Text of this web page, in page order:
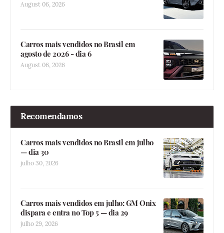
August 06, 2026
Carros mais vendidos no Brasil em
agosto de 2026 - dia 6
August 06, 2026
Recomendamos
Carros mais vendidos no Brasil em julho
— dia 30
julho 30, 2026
Carros mais vendidos em julho: GM Onix
dispara e entra no Top 5 — dia 29
julho 29, 2026